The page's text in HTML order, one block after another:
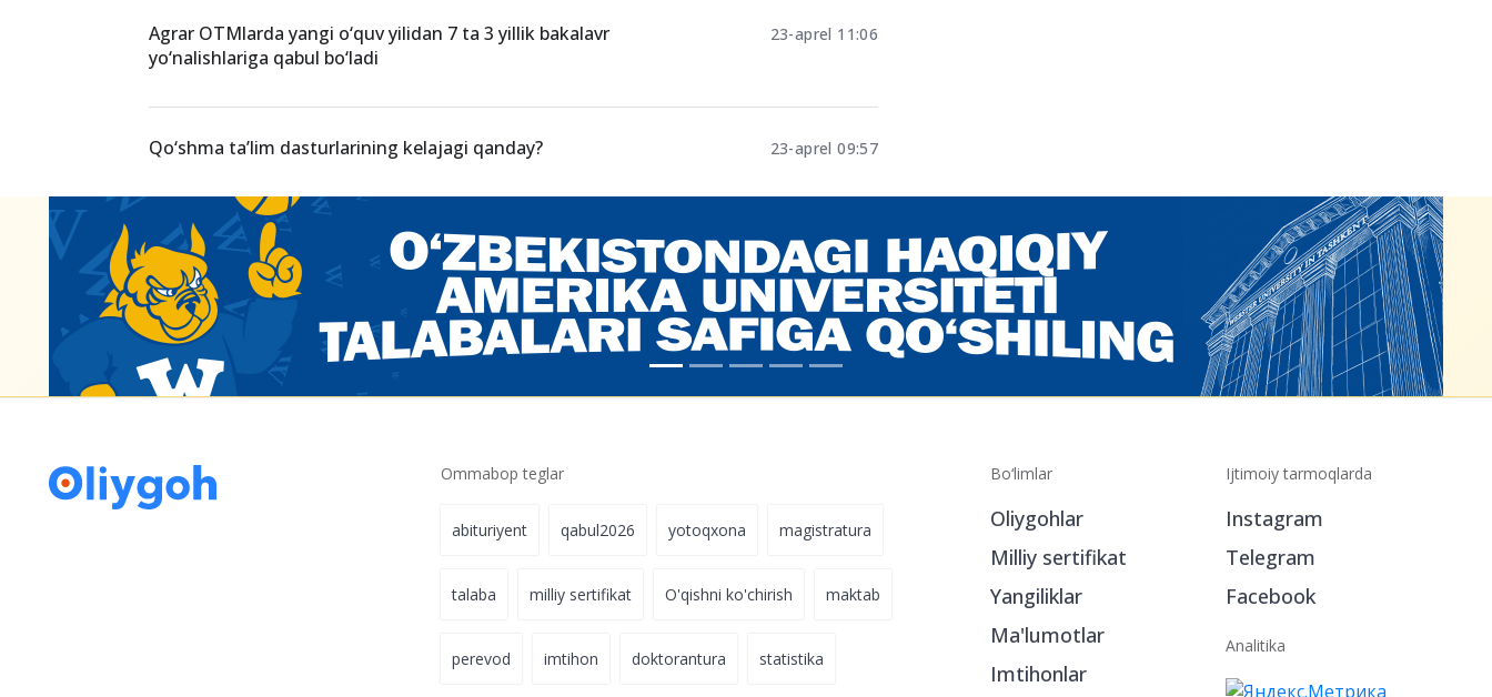
Agrar OTMlarda yangi o‘quv yilidan 7 ta 3 yillik bakalavr
yo‘nalishlariga qabul bo‘ladi
23-aprel 11:06
Qo‘shma ta’lim dasturlarining kelajagi qanday? 23-aprel 09:57
Ommabop teglar
abituriyent qabul2026 yotoqxona magistratura
talaba milliy sertifikat O'qishni ko'chirish maktab
perevod imtihon doktorantura statistika
Bo‘limlar
Oliygohlar
Milliy sertifikat
Yangiliklar
Ma'lumotlar
Imtihonlar
Ijtimoiy tarmoqlarda
Instagram
Telegram
Facebook
Analitika